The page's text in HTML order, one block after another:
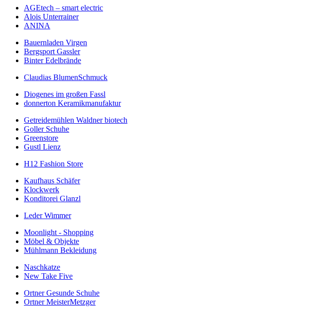
AGEtech – smart electric
Alois Unterrainer
ANINA
Bauernladen Virgen
Bergsport Gassler
Binter Edelbrände
Claudias BlumenSchmuck
Diogenes im großen Fassl
donnerton Keramikmanufaktur
Getreidemühlen Waldner biotech
Goller Schuhe
Greenstore
Gustl Lienz
H12 Fashion Store
Kaufhaus Schäfer
Klockwerk
Konditorei Glanzl
Leder Wimmer
Moonlight - Shopping
Möbel & Objekte
Mühlmann Bekleidung
Naschkatze
New Take Five
Ortner Gesunde Schuhe
Ortner MeisterMetzger